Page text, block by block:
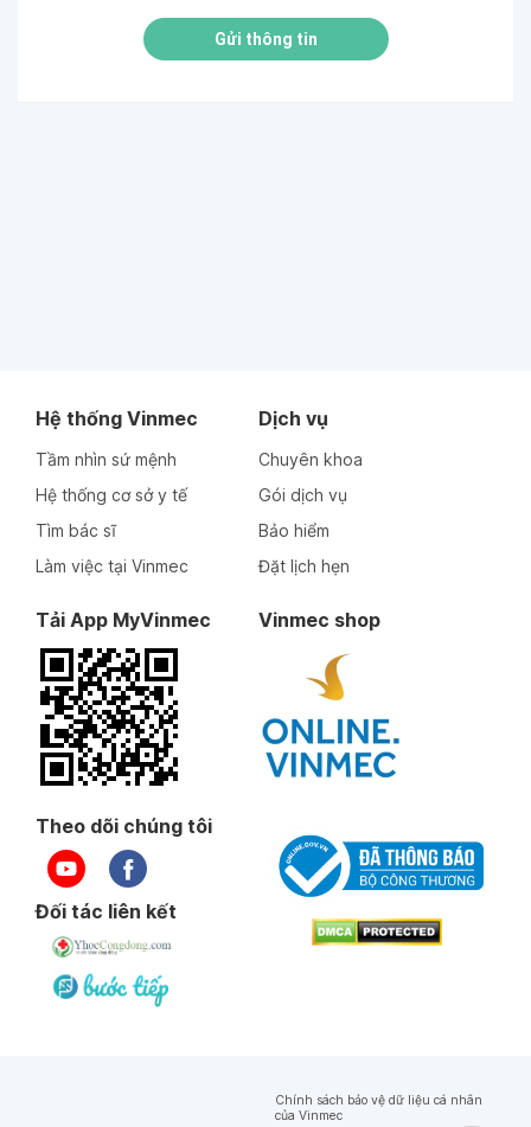
Gửi thông tin
Hệ thống Vinmec
Tầm nhìn sứ mệnh
Hệ thống cơ sở y tế
Tìm bác sĩ
Làm việc tại Vinmec
Dịch vụ
Chuyên khoa
Gói dịch vụ
Bảo hiểm
Đặt lịch hẹn
Tải App MyVinmec Vinmec shop
Theo dõi chúng tôi
Đối tác liên kết
Chính sách bảo vệ dữ liệu cá nhân
của Vinmec